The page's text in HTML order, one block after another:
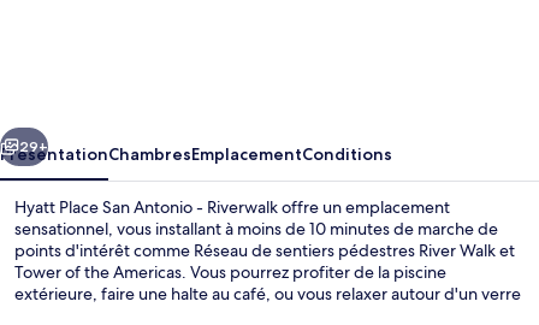
-
Riverwalk
Suivant
29+
PrésentationChambresEmplacementConditions
Hyatt Place San Antonio - Riverwalk offre un emplacement
sensationnel, vous installant à moins de 10 minutes de marche de
points d'intérêt comme Réseau de sentiers pédestres River Walk et
Tower of the Americas. Vous pourrez profiter de la piscine
extérieure, faire une halte au café, ou vous relaxer autour d'un verre